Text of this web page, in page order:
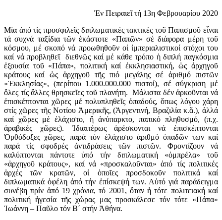
Ἐν Πειραιεῖ τή 13η Φεβρουαρίου 2020
Μία ἀπό τίς προσφιλεῖς διπλωματικές τακτικές τοῦ Παπισμοῦ εἶναι
τά συχνά ταξίδια τῶν ἑκάστοτε «Παπῶν» σέ διάφορα μέρη τοῦ
κόσμου, μέ σκοπό νά προωθηθοῦν οἱ ἰμπεριαλιστικοί στόχοι του
καί νά προβληθεῖ διεθνῶς καί μέ κάθε τρόπο ἡ διπλή παγκόσμια
ἐξουσία τοῦ «Πάπα», πολιτική καί ἐκκλησιαστική, ὡς ἀρχηγοῦ
κράτους καί ὡς ἀρχηγοῦ τῆς πιό μεγάλης σέ ἀριθμό πιστῶν
«Ἐκκλησίας», (περίπου 1.000.000.000 πιστοί), σέ σύγκριση μέ
ὅλες τίς ἄλλες θρησκεῖες τοῦ πλανήτη. Μάλιστα δέν ἀρκοῦνται νά
ἐπισκέπτονται χῶρες μέ πολυπληθεῖς ὀπαδούς, ὅπως λόγου χάρη
στίς χῶρες τῆς Νοτίου Ἀμερικῆς, (Ἀργεντινή, Βραζιλία κ.ἅ.), ἀλλά
καί χῶρες μέ ἐλάχιστο, ἤ ἀνύπαρκτο, παπικό πληθυσμό, (π.χ.
ἀραβικές χῶρες). Ἰδιαιτέρως ἀρέσκονται νά ἐπισκέπτονται
Ὀρθόδοξες χῶρες, παρά τόν ἐλάχιστο ἀριθμό ὀπαδῶν των καί
παρά τίς σφοδρές ἀντιδράσεις τῶν πιστῶν. Φροντίζουν νά
καλύπτονται πάντοτε ὑπό τήν διπλωματική «ὀμπρέλα» τοῦ
«ἀρχηγοῦ κράτους», καί νά «προσκαλοῦνται» ἀπό τίς πολιτικές
ἀρχές τῶν κρατῶν, οἱ ὁποῖες προσδοκοῦν πολιτικά καί
διπλωματικά ὀφέλη ἀπό τήν ἐπίσκεψή των. Αὐτό γιά παράδειγμα
συνέβη πρίν ἀπό 19 χρόνια, τό 2001, ὅταν ἡ τότε πολιτειακή καί
πολιτική ἡγεσία τῆς χώρας μας προσκάλεσε τόν τότε «Πάπα»
Ἰωάννη – Παῦλο τόν Β΄ στήν Ἀθήνα.